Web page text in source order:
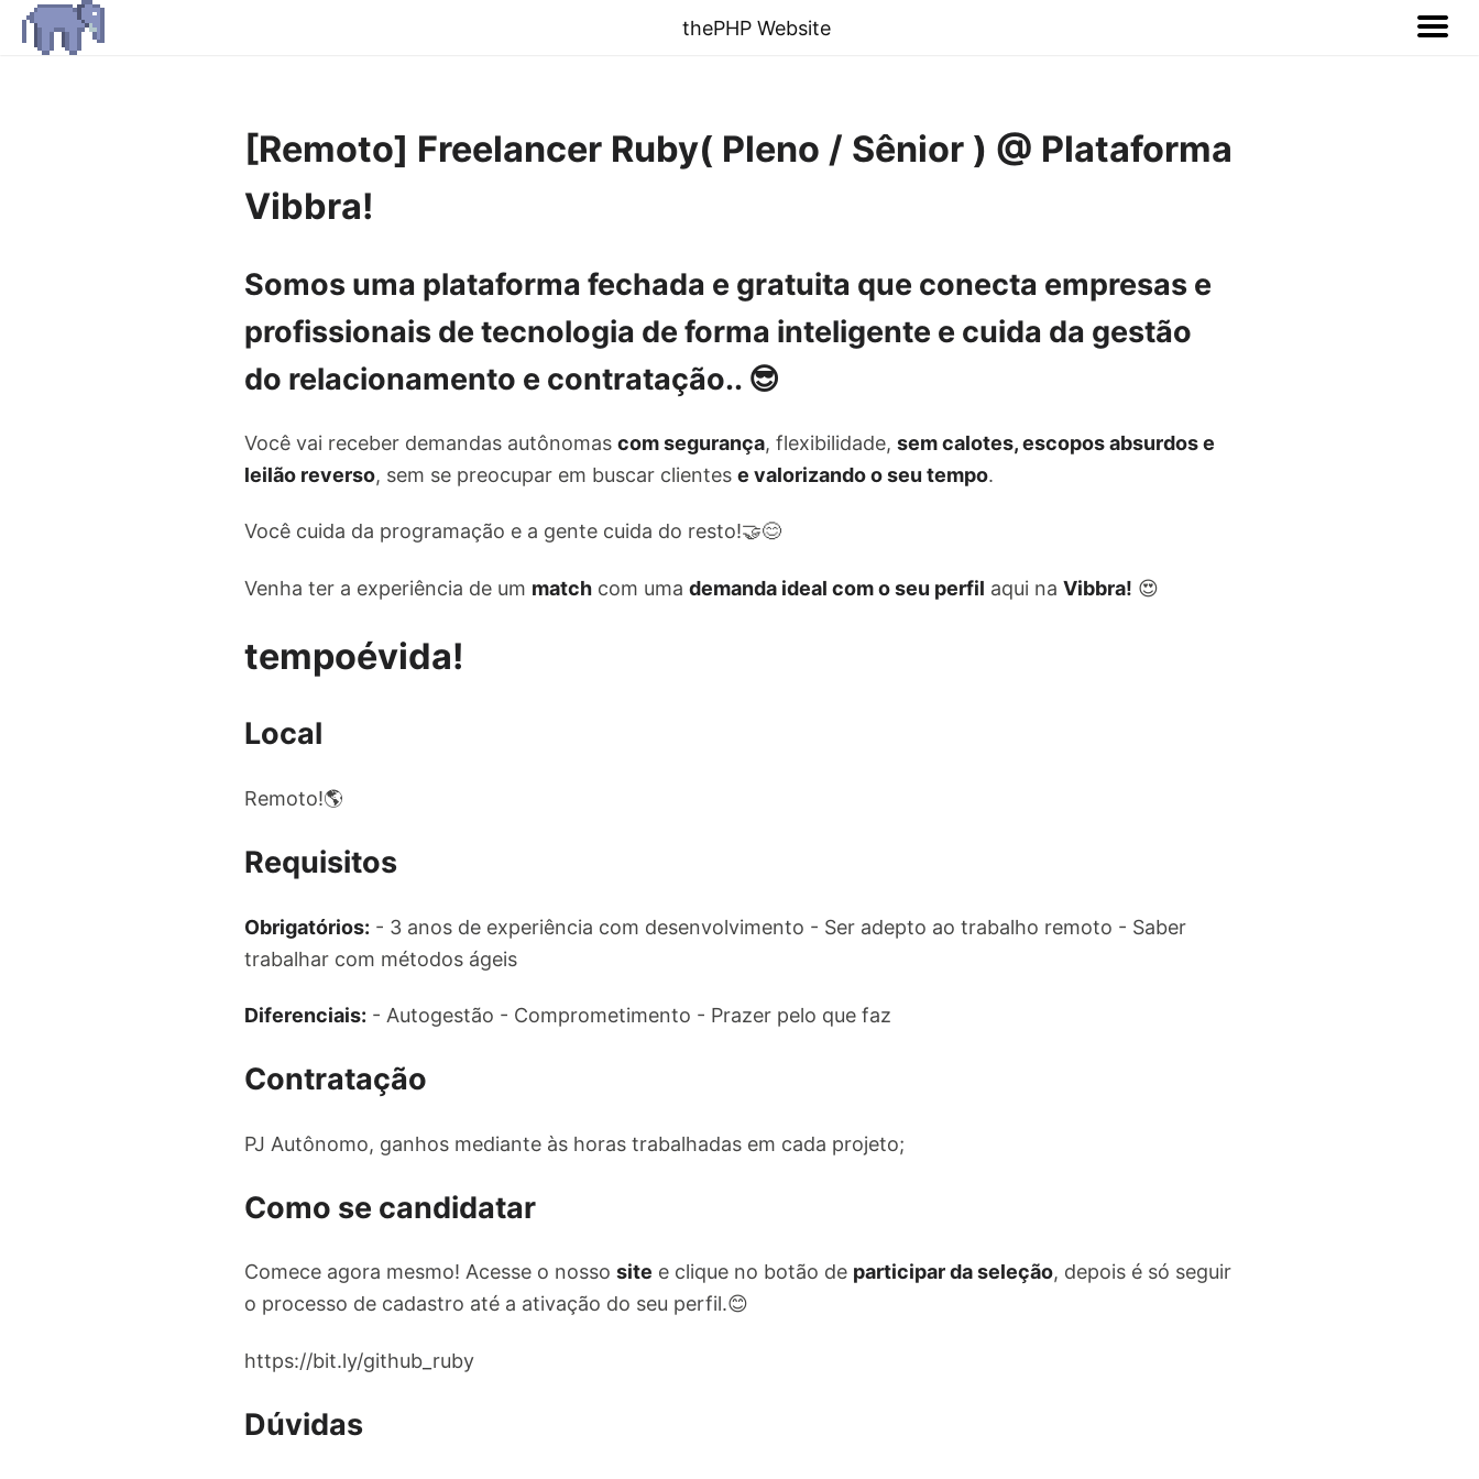
thePHP Website
[Remoto] Freelancer Ruby( Pleno / Sênior ) @ Plataforma
Vibbra!
Somos uma plataforma fechada e gratuita que conecta empresas e
profissionais de tecnologia de forma inteligente e cuida da gestão
do relacionamento e contratação.. 😎
Você vai receber demandas autônomas com segurança, flexibilidade, sem calotes, escopos absurdos e
leilão reverso, sem se preocupar em buscar clientes e valorizando o seu tempo.
Você cuida da programação e a gente cuida do resto!🤝😊
Venha ter a experiência de um match com uma demanda ideal com o seu perfil aqui na Vibbra! 😍
tempoévida!
Local
Remoto!🌎
Requisitos
Obrigatórios: - 3 anos de experiência com desenvolvimento - Ser adepto ao trabalho remoto - Saber
trabalhar com métodos ágeis
Diferenciais: - Autogestão - Comprometimento - Prazer pelo que faz
Contratação
PJ Autônomo, ganhos mediante às horas trabalhadas em cada projeto;
Como se candidatar
Comece agora mesmo! Acesse o nosso site e clique no botão de participar da seleção, depois é só seguir
o processo de cadastro até a ativação do seu perfil.😊
https://bit.ly/github_ruby
Dúvidas